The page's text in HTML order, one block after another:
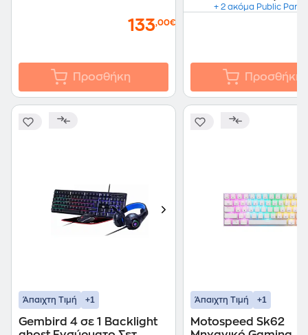
133,00€
Προσθήκη
+ 2 ακόμα Public
Προσθήκη
Άπαιχτη Τιμή +1
Gembird 4 σε 1 Backlight
Άπαιχτη Τιμή +1
Motospeed Sk62